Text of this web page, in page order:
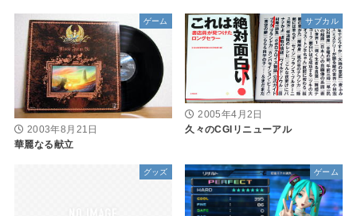
ゲーム
2003年8月21日
華麗なる献立
サブカル
2005年4月2日
久々のCGIリニューアル
グッズ ゲーム